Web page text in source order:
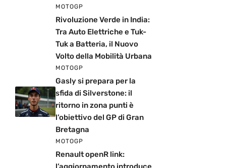
MOTOGP
Rivoluzione Verde in India:
Tra Auto Elettriche e Tuk-
Tuk a Batteria, il Nuovo
Volto della Mobilità Urbana
MOTOGP
Gasly si prepara per la
sfida di Silverstone: il
ritorno in zona punti è
l’obiettivo del GP di Gran
Bretagna
MOTOGP
Renault openR link: